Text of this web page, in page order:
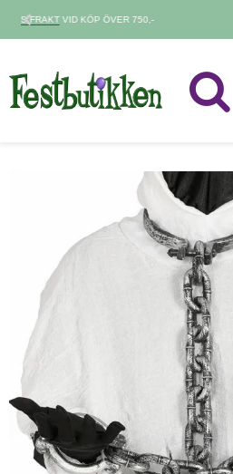
SNABB LEVERANS